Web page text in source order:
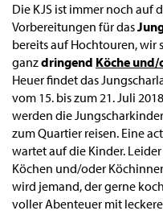
Die KJS ist immer noch auf
Vorbereitungen für das
bereits auf Hochtouren, wir
ganzdringend Köche
Heuer findet das
vom 15. bis zum 21. Juli
werden die
zum Quartier reisen. Eine
wartet auf die Kinder.
Köchen und/oder
wird jemand, der gerne
voller Abenteuer mit